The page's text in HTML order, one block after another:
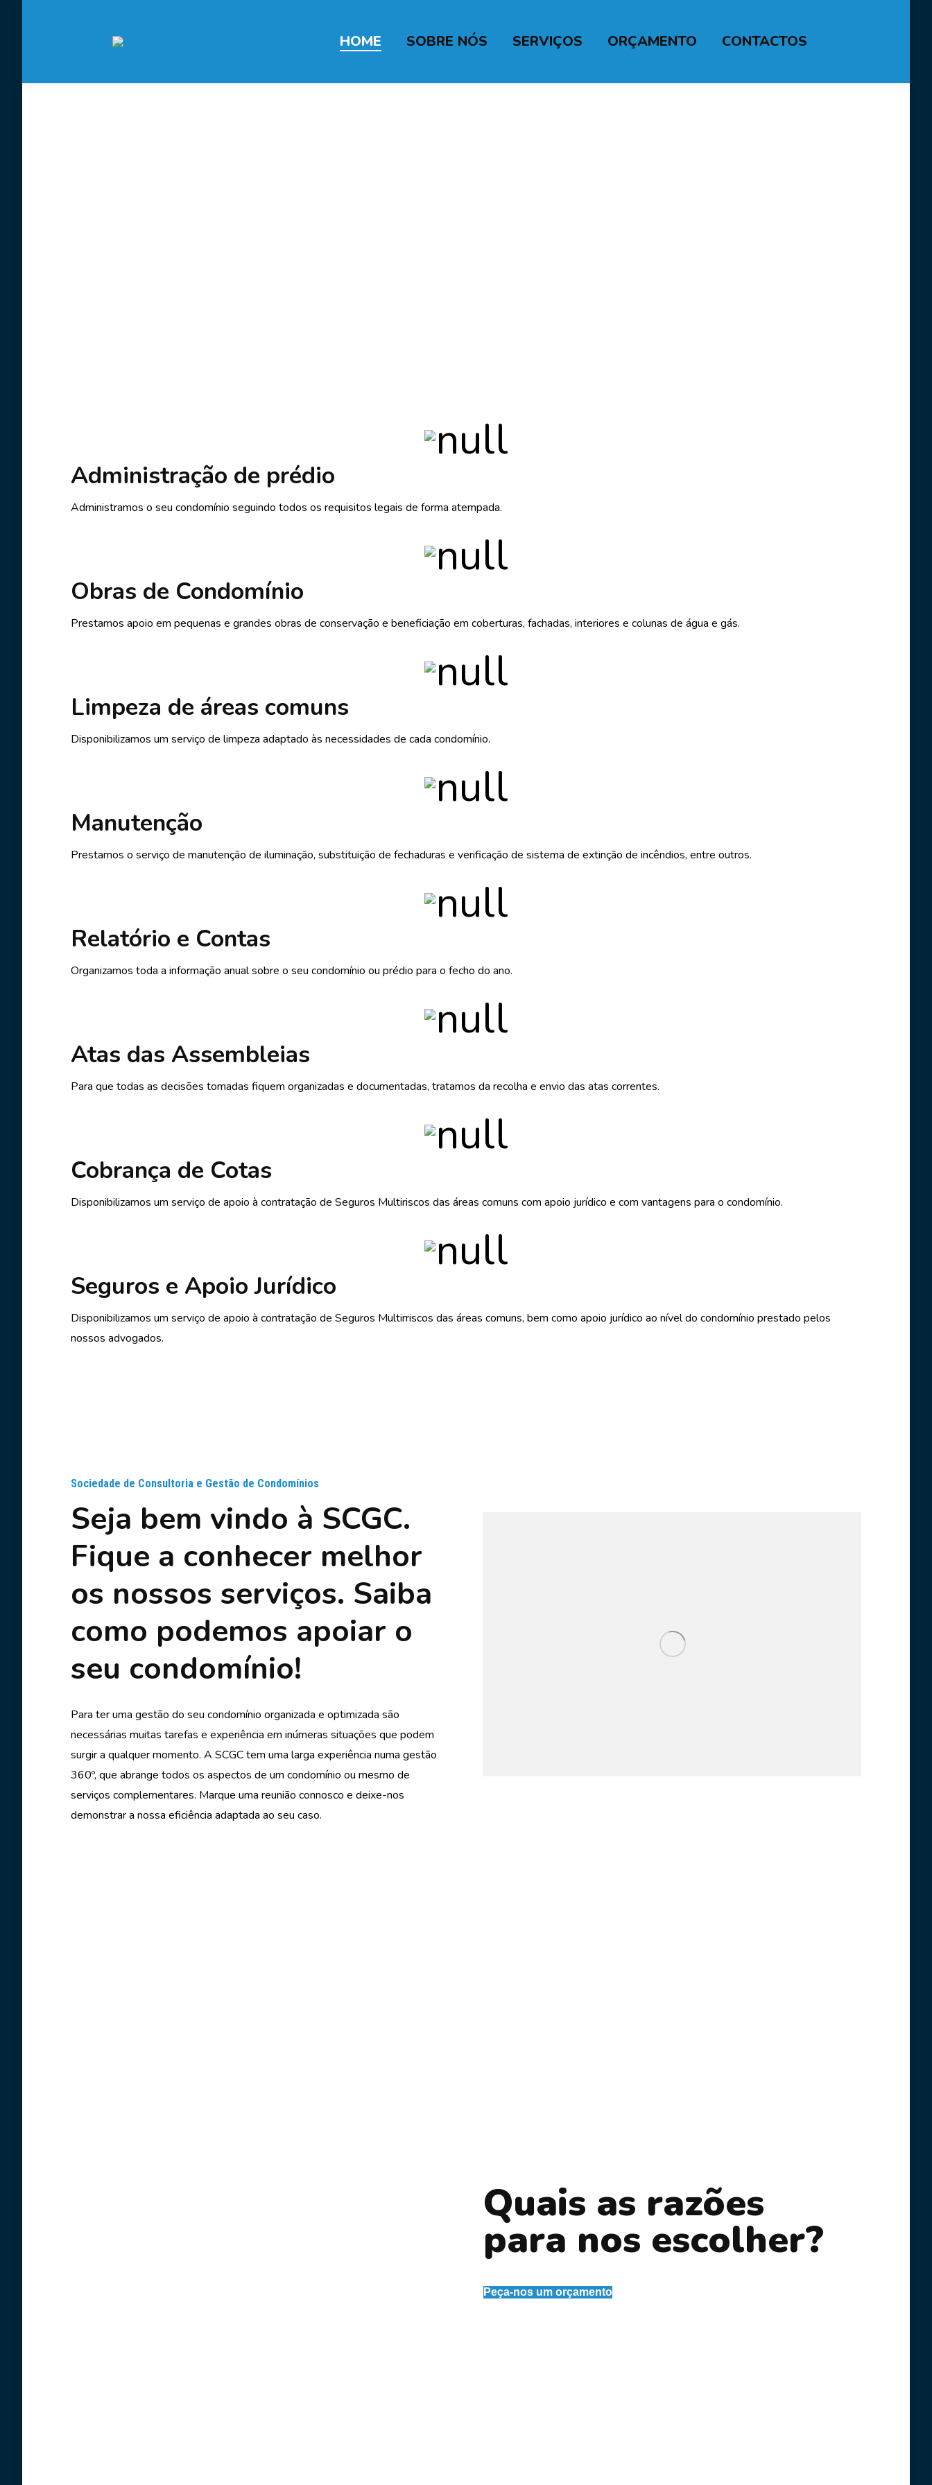
HOME SOBRE NÓS SERVIÇOS ORÇAMENTO CONTACTOS
Administração de prédio
Administramos o seu condomínio seguindo todos os requisitos legais de forma atempada.
Obras de Condomínio
Prestamos apoio em pequenas e grandes obras de conservação e beneficiação em coberturas, fachadas, interiores e colunas de água e gás.
Limpeza de áreas comuns
Disponibilizamos um serviço de limpeza adaptado às necessidades de cada condomínio.
Manutenção
Prestamos o serviço de manutenção de iluminação, substituição de fechaduras e verificação de sistema de extinção de incêndios, entre outros.
Relatório e Contas
Organizamos toda a informação anual sobre o seu condomínio ou prédio para o fecho do ano.
Atas das Assembleias
Para que todas as decisões tomadas fiquem organizadas e documentadas, tratamos da recolha e envio das atas correntes.
Cobrança de Cotas
Disponibilizamos um serviço de apoio à contratação de Seguros Multiriscos das áreas comuns com apoio jurídico e com vantagens para o condomínio.
Seguros e Apoio Jurídico
Disponibilizamos um serviço de apoio à contratação de Seguros Multirriscos das áreas comuns, bem como apoio jurídico ao nível do condomínio prestado pelos
nossos advogados.
Sociedade de Consultoria e Gestão de Condomínios
Seja bem vindo à SCGC.
Fique a conhecer melhor
os nossos serviços. Saiba
como podemos apoiar o
seu condomínio!
Para ter uma gestão do seu condomínio organizada e optimizada são
necessárias muitas tarefas e experiência em inúmeras situações que podem
surgir a qualquer momento. A SCGC tem uma larga experiência numa gestão
360º, que abrange todos os aspectos de um condomínio ou mesmo de
serviços complementares. Marque uma reunião connosco e deixe-nos
demonstrar a nossa eficiência adaptada ao seu caso.
Quais as razões
para nos escolher?
Peça-nos um orçamento